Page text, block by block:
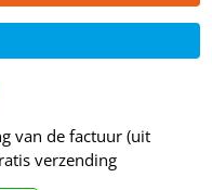
van de factuur (uit
verzending